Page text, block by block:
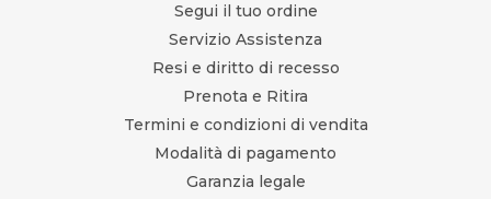
Segui il tuo ordine
Servizio Assistenza
Resi e diritto di recesso
Prenota e Ritira
Termini e condizioni di vendita
Modalità di pagamento
Garanzia legale